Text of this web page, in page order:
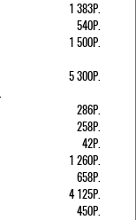
1 383Р.
540Р.
1 500Р.
5 300Р.
286Р.
258Р.
42Р.
1 260Р.
658Р.
4 125Р.
450Р.